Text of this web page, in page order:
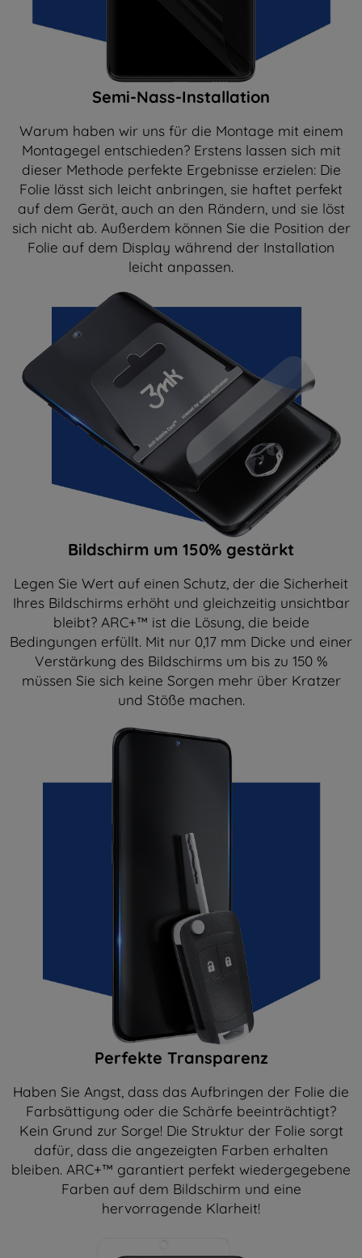
Semi-Nass-Installation
Warum haben wir uns für die Montage mit einem
Montagegel entschieden? Erstens lassen sich mit
dieser Methode perfekte Ergebnisse erzielen: Die
Folie lässt sich leicht anbringen, sie haftet perfekt
auf dem Gerät, auch an den Rändern, und sie löst
sich nicht ab. Außerdem können Sie die Position der
Folie auf dem Display während der Installation
leicht anpassen.
Bildschirm um 150% gestärkt
Legen Sie Wert auf einen Schutz, der die Sicherheit
Ihres Bildschirms erhöht und gleichzeitig unsichtbar
bleibt? ARC+™ ist die Lösung, die beide
Bedingungen erfüllt. Mit nur 0,17 mm Dicke und einer
Verstärkung des Bildschirms um bis zu 150 %
müssen Sie sich keine Sorgen mehr über Kratzer
und Stöße machen.
Perfekte Transparenz
Haben Sie Angst, dass das Aufbringen der Folie die
Farbsättigung oder die Schärfe beeinträchtigt?
Kein Grund zur Sorge! Die Struktur der Folie sorgt
dafür, dass die angezeigten Farben erhalten
bleiben. ARC+™ garantiert perfekt wiedergegebene
Farben auf dem Bildschirm und eine
hervorragende Klarheit!